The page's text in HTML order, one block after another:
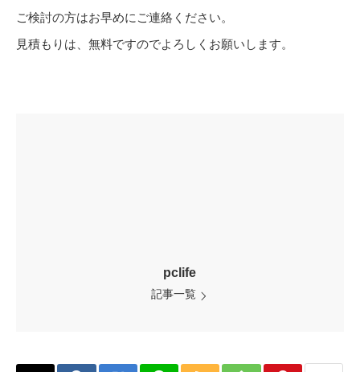
ご検討の方はお早めにご連絡ください。
見積もりは、無料ですのでよろしくお願いします。
pclife
記事一覧